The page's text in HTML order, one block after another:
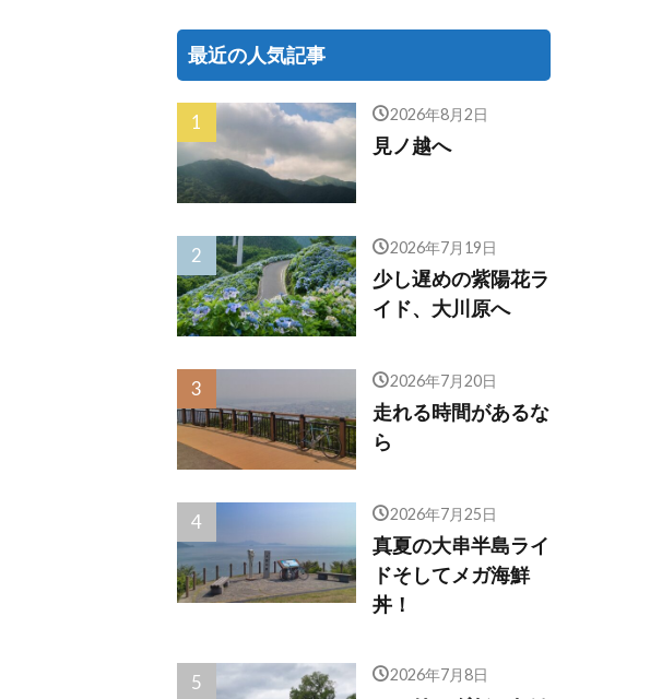
最近の人気記事
2026年8月2日
見ノ越へ
2026年7月19日
少し遅めの紫陽花ラ
イド、大川原へ
2026年7月20日
走れる時間があるな
ら
2026年7月25日
真夏の大串半島ライ
ドそしてメガ海鮮
丼！
2026年7月8日